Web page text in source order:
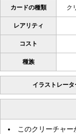
カードの種類 ク
レアリティ
コスト
種族
イラストレータ
このクリーチャ